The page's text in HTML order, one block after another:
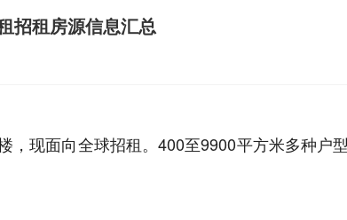
招租房源信息汇总
现面向全球招租。400至9900平方米多种户型